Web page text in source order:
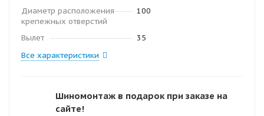
Диаметр расположения
крепежных отверстий
100
Вылет
35
Все характеристики
Шиномонтаж в подарок при заказе на
сайте!